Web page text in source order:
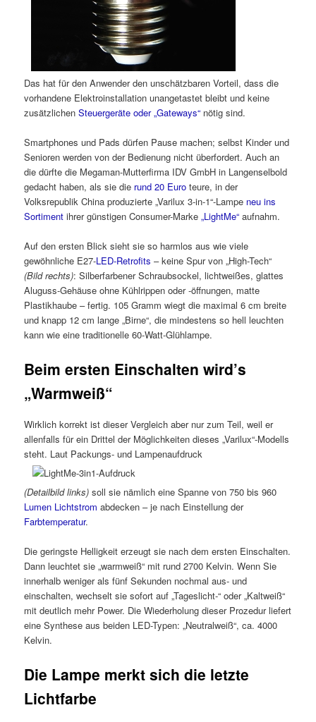
Das hat für den Anwender den unschätzbaren Vorteil, dass die
vorhandene Elektroinstallation unangetastet bleibt und keine
zusätzlichenSteuergeräte oder „Gateways“ nötig sind.
Smartphones und Pads dürfen Pause machen; selbst Kinder und
Senioren werden von der Bedienung nicht überfordert. Auch an
die dürfte die Megaman-Mutterfirma IDV GmbH in Langenselbold
gedacht haben, als sie die rund 20 Euro teure, in der
Volksrepublik China produzierte „Varilux 3-in-1“-Lampe neu ins
Sortiment ihrer günstigen Consumer-Marke„LightMe“ aufnahm.
Auf den ersten Blick sieht sie so harmlos aus wie viele
gewöhnliche E27-LED-Retrofits – keine Spur von „High-Tech“
(Bild rechts): Silberfarbener Schraubsockel, lichtweißes, glattes
Aluguss-Gehäuse ohne Kühlrippen oder -öffnungen, matte
Plastikhaube – fertig. 105 Gramm wiegt die maximal 6 cm breite
und knapp 12 cm lange „Birne“, die mindestens so hell leuchten
kann wie eine traditionelle 60-Watt-Glühlampe.
Beim ersten Einschalten wird’s
„Warmweiß“
Wirklich korrekt ist dieser Vergleich aber nur zum Teil, weil er
allenfalls für ein Drittel der Möglichkeiten dieses „Varilux“-Modells
steht. Laut Packungs- und Lampenaufdruck
(Detailbild links) soll sie nämlich eine Spanne von 750 bis 960
Lumen Lichtstrom abdecken – je nach Einstellung der
Farbtemperatur.
Die geringste Helligkeit erzeugt sie nach dem ersten Einschalten.
Dann leuchtet sie „warmweiß“ mit rund 2700 Kelvin. Wenn Sie
innerhalb weniger als fünf Sekunden nochmal aus- und
einschalten, wechselt sie sofort auf „Tageslicht-“ oder „Kaltweiß“
mit deutlich mehr Power. Die Wiederholung dieser Prozedur liefert
eine Synthese aus beiden LED-Typen: „Neutralweiß“, ca. 4000
Kelvin.
Die Lampe merkt sich die letzte
Lichtfarbe